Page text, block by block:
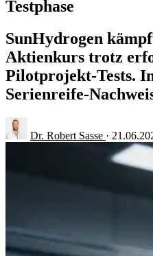
Testphase
SunHydrogen
Aktienkurs trotz
Pilotprojekt-Tests.
Serienreife-
Dr. Robert Sasse ·